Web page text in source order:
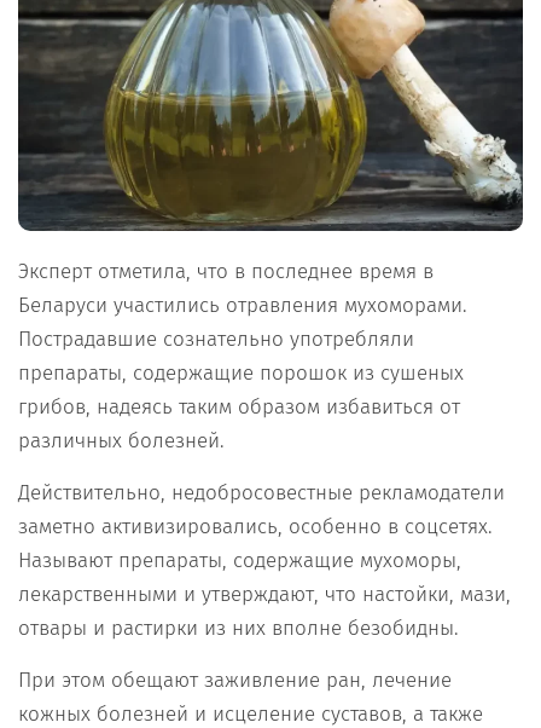
Эксперт отметила, что в последнее время в
Беларуси участились отравления мухоморами.
Пострадавшие сознательно употребляли
препараты, содержащие порошок из сушеных
грибов, надеясь таким образом избавиться от
различных болезней.
Действительно, недобросовестные рекламодатели
заметно активизировались, особенно в соцсетях.
Называют препараты, содержащие мухоморы,
лекарственными и утверждают, что настойки, мази,
отвары и растирки из них вполне безобидны.
При этом обещают заживление ран, лечение
кожных болезней и исцеление суставов, а также